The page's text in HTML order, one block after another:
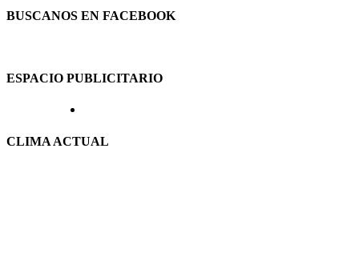
BUSCANOS EN FACEBOOK
ESPACIO PUBLICITARIO
CLIMA ACTUAL